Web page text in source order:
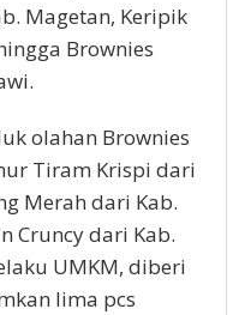
Magetan, Keripik
Brownies
olahan Brownies
Tiram Krispi dari
Merah dari Kab.
Cruncy dari Kab.
UMKM, diberi
lima pcs